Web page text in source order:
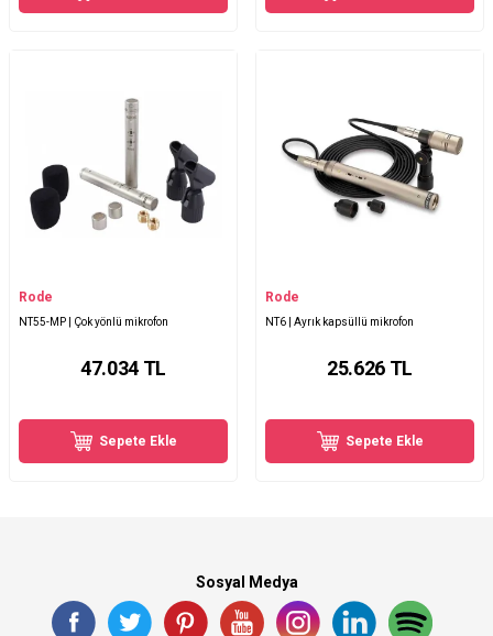
Rode
NT55-MP | Çok yönlü mikrofon
47.034TL
Sepete Ekle
Rode
NT6 | Ayrık kapsüllü mikrofon
25.626TL
Sepete Ekle
Sosyal Medya